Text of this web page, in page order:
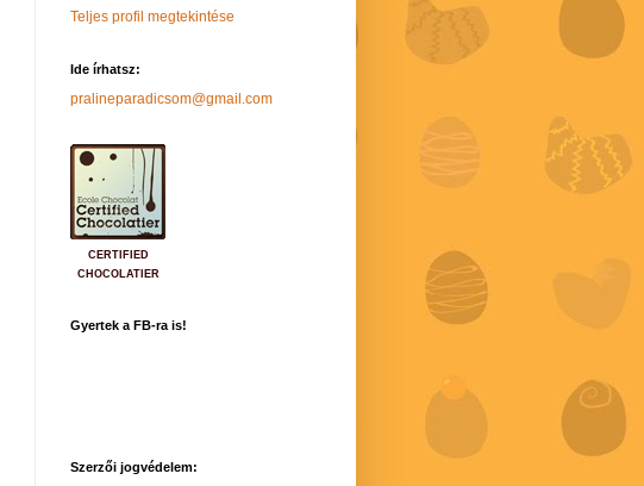
Teljes profil megtekintése
Ide írhatsz:
pralineparadicsom@gmail.com
CERTIFIED
CHOCOLATIER
Gyertek a FB-ra is!
Szerzői jogvédelem: